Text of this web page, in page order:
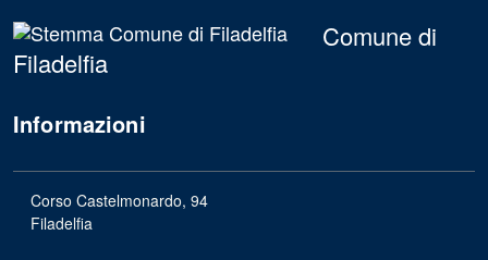
Comune di
Filadelfia
Informazioni
Corso Castelmonardo, 94
Filadelfia